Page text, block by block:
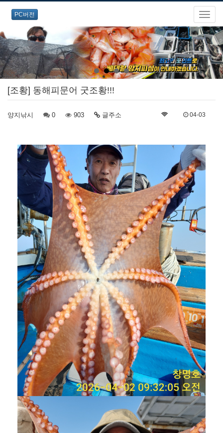
PC버전
[조황] 동해피문어 굿조황!!!
양지낚시 0 903 글주소 04-03